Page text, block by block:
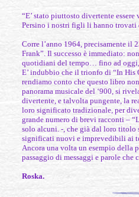
“E’ stato piuttosto divertente
Persino i nostri figli li hanno trovati
Corre l’anno 1964, precisamente il
Frank”. Il successo è immediato:
quotidiani del tempo… fino ad oggi,
E’ indubbio che il trionfo di “In His
rendiamo conto che questo libro
panorama musicale del ‘900, si
divertente, e talvolta pungente, la
loro significato tradizionale, per
grande numero di brevi racconti –
solo alcuni. -, che già dal loro titolo
significati nuovi e imprevedibili ai
Ancora una volta un esempio della
passaggio di messaggi e parole che
Roska.